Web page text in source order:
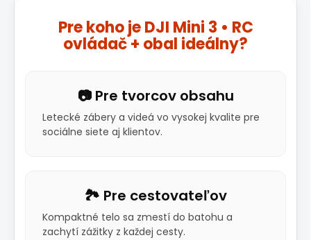
Pre koho je DJI Mini 3 • RC
ovládač + obal ideálny?
📷 Pre tvorcov obsahu
Letecké zábery a videá vo vysokej kvalite pre
sociálne siete aj klientov.
🏞️ Pre cestovateľov
Kompaktné telo sa zmestí do batohu a
zachytí zážitky z každej cesty.